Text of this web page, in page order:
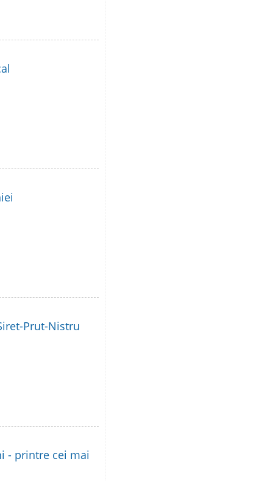
Prut-Nistru
- printre cei mai